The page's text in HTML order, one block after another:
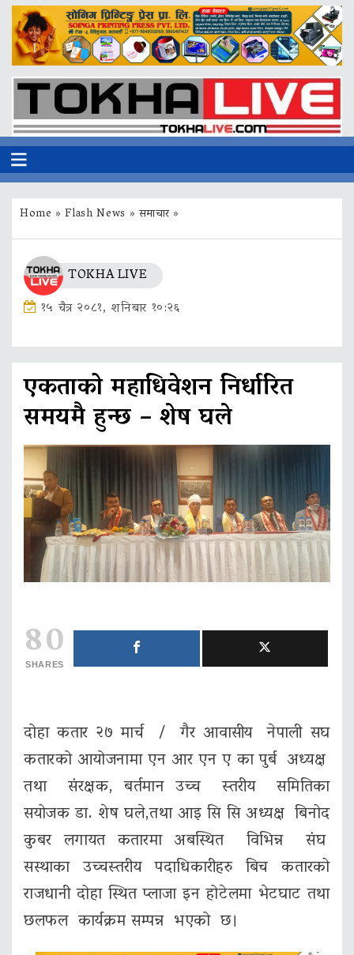
Home »Flash News » समाचार»
TOKHA LIVE
१५ चैत्र २०८१, शनिबार १०:२६
एकताको महाधिवेशन निर्धारित
समयमै हुन्छ – शेष घले
80
SHARES
दोहा कतार २७ मार्च / गैर आवासीय नेपाली सघ
कतारको आयोजनामा एन आर एन ए का पुर्ब अध्यक्ष
तथा संरक्षक, बर्तमान उच्च स्तरीय समितिका
सयोजक डा. शेष घले,तथा आइ सि सि अध्यक्ष बिनोद
कुबर लगायत कतारमा अबस्थित विभिन्न संघ
सस्थाका उच्चस्तरीय पदाधिकारीहरु बिच कतारको
राजधानी दोहा स्थित प्लाजा इन होटेलमा भेटघाट तथा
छलफल कार्यक्रम सम्पन्न भएको छ।